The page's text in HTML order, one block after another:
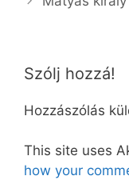
Szólj hozzá!
Hozzászólás
This site uses
how your